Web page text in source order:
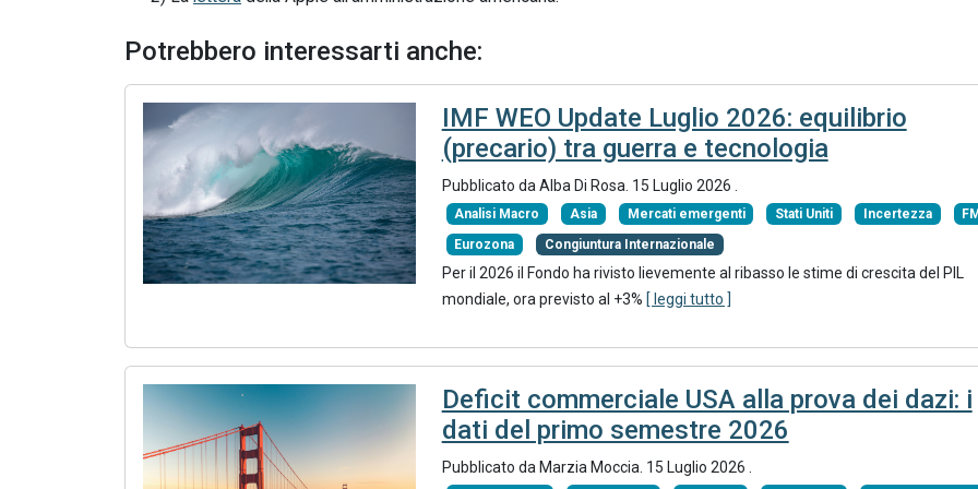
Potrebbero interessarti anche:
IMF WEO Update Luglio 2026: equilibrio
(precario) tra guerra e tecnologia
Pubblicato da Alba Di Rosa 15 Luglio 2026
Analisi Macro Asia Mercati emergenti Stati Uniti Incertezza
Eurozona Congiuntura Internazionale
Per il 2026 il Fondo ha rivisto lievemente al ribasso le stime di crescita del PIL
mondiale, ora previsto al +3% [ leggi tutto ]
Deficit commerciale USA alla prova dei dazi: i
dati del primo semestre 2026
Pubblicato da Marzia Moccia. 15 Luglio 2026 .